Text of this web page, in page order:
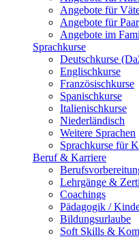
Angebote für
Angebote für
Angebote im
Sprachkurse
Deutschkurse
Englischkurse
Französischkurse
Spanischkurse
Italienischkurse
Niederländisch
Weitere Sprachen
Sprachkurse für
Beruf & Karriere
Lehrgänge &
Coachings
Pädagogik /
Bildungsurlaube
Soft Skills &